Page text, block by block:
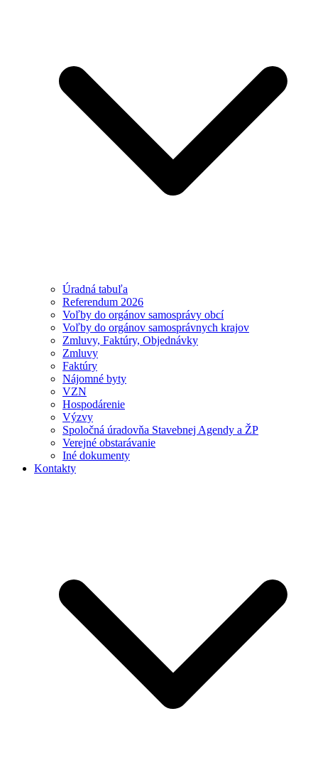
Úradná tabuľa
Referendum 2026
Voľby do orgánov samosprávy obcí
Voľby do orgánov samosprávnych krajov
Zmluvy, Faktúry, Objednávky
Zmluvy
Faktúry
Nájomné byty
VZN
Hospodárenie
Výzvy
Spoločná úradovňa Stavebnej Agendy a ŽP
Verejné obstarávanie
Iné dokumenty
Kontakty